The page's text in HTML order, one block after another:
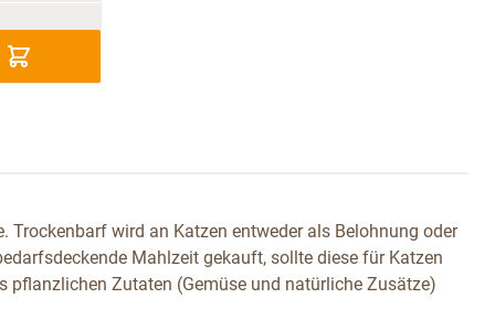
wird an Katzen entweder als Belohnung oder
Mahlzeit gekauft, sollte diese für Katzen
pflanzlichen Zutaten (Gemüse und natürliche Zusätze)